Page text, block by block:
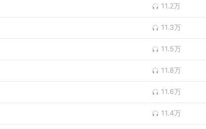
11.2万
11.3万
11.5万
11.8万
11.6万
11.4万